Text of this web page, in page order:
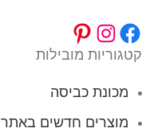
קטגוריות מובילות
מכונת כביסה
מוצרים חדשים באתר